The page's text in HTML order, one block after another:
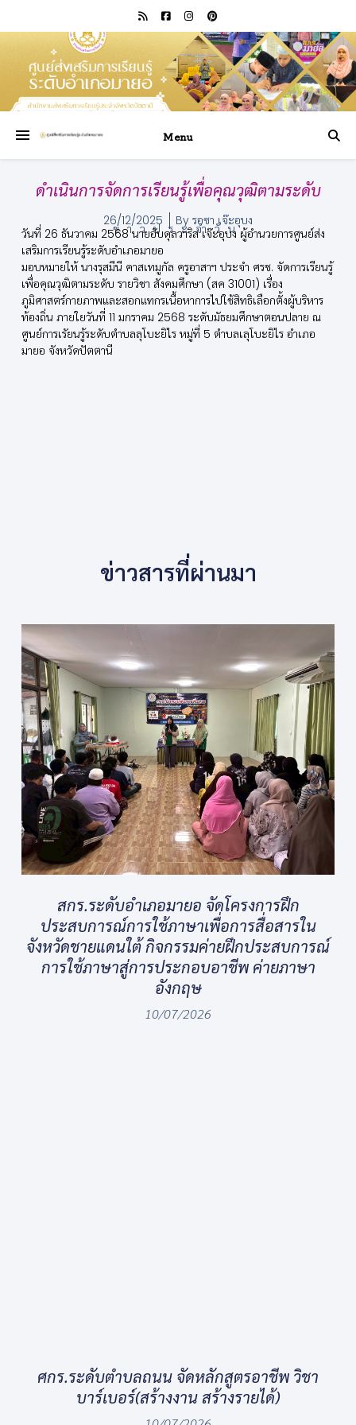
Menu
ข่าวประจำวัน
ดำเนินการจัดการเรียนรู้เพื่อคุณวุฒิตามระดับ
26/12/2025 By รอซา เจ๊ะอุบง
วันที่ 26 ธันวาคม 2568 นายอับดุลวาริส เจ๊ะอุบง ผู้อำนวยการศูนย์ส่ง
เสริมการเรียนรู้ระดับอำเภอมายอ
มอบหมายให้ นางรุสมีนี คาสเทมูกัล ครูอาสาฯ ประจำ ศรช. จัดการเรียนรู้
เพื่อคุณวุฒิตามระดับ รายวิชา สังคมศึกษา (สค 31001) เรื่อง
ภูมิศาสตร์กายภาพและสอกแทกรเนื้อหาการไปใช้สิทธิเลือกตั้งผู้บริหาร
ท้องถิ่น ภายใยวันที่ 11 มกราคม 2568 ระดับมัธยมศึกษาตอนปลาย ณ
ศูนย์การเรัยนรู้ระดับตำบลลุโบะยิไร หมู่ที่ 5 ตำบลเลุโบะยิไร อำเภอ
มายอ จังหวัดปัตตานี
ข่าวสารที่ผ่านมา
สกร.ระดับอำเภอมายอ จัดโครงการฝึก
ประสบการณ์การใช้ภาษาเพื่อการสื่อสารใน
จังหวัดชายแดนใต้ กิจกรรมค่ายฝึกประสบการณ์
การใช้ภาษาสู่การประกอบอาชีพ ค่ายภาษา
อังกฤษ
10/07/2026
ศกร.ระดับตำบลถนน จัดหลักสูตรอาชีพ วิชา
บาร์เบอร์(สร้างงาน สร้างรายได้)